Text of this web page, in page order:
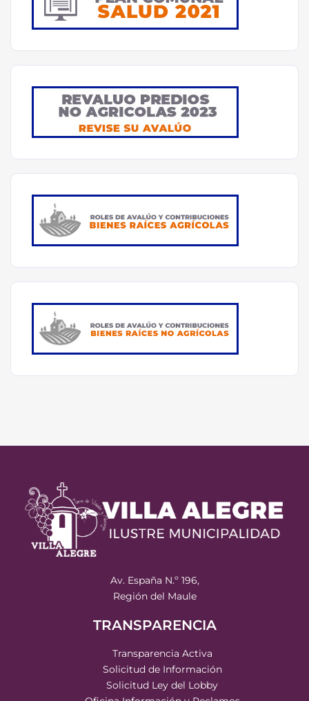
Av. España N.º 196,
Región del Maule
TRANSPARENCIA
Transparencia Activa
Solicitud de Información
Solicitud Ley del Lobby